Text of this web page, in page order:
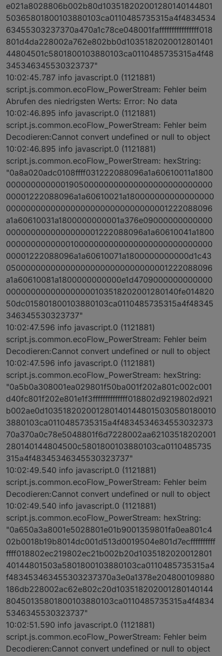
e021a8028806b002b80d103518202001280140144801
50365801800103880103ca0110485735315a4f4834534
63455303237370a470a1c78ce048001faffffffffffffffff018
801d4da228002a762e802bb0d1035182020012801401
44804501c5801800103880103ca0110485735315a4f48
345346345530323737"
10:02:45.787 info javascript.0 (1121881)
script.js.common.ecoFlow_PowerStream: Fehler beim
Abrufen des niedrigsten Werts: Error: No data
10:02:46.895 info javascript.0 (1121881)
script.js.common.ecoFlow_PowerStream: Fehler beim
Decodieren:Cannot convert undefined or null to object
10:02:46.895 info javascript.0 (1121881)
script.js.common.ecoFlow_PowerStream: hexString:
"0a8a020adc0108ffff031222088096a1a60610011a1800
000000000000190500000000000000000000000000
00001222088096a1a60610021a180000000000000000
000000000000000000000000000000001222088096
a1a60610031a1800000000001a376e09000000000000
0000000000000000001222088096a1a60610041a1800
000000000000010000000000000000000000000000
00001222088096a1a60610071a1800000000000d1c43
050000000000000000000000000000001222088096
a1a60610081a1800000000000e1d4709000000000000
000000000000000000103518202001280140fe014820
50dc015801800103880103ca0110485735315a4f48345
346345530323737"
10:02:47.596 info javascript.0 (1121881)
script.js.common.ecoFlow_PowerStream: Fehler beim
Decodieren:Cannot convert undefined or null to object
10:02:47.596 info javascript.0 (1121881)
script.js.common.ecoFlow_PowerStream: hexString:
"0a5b0a308001ea029801f50ba001f202a801c002c001
d40fc801f202e801e1f3ffffffffffffff018802d9219802d921
b002ae0d1035182020012801401448015030580180010
3880103ca0110485735315a4f4834534634553032373
70a370a0c78e5048801f6d7228002aa62103518202001
280140144804500c5801800103880103ca0110485735
315a4f48345346345530323737"
10:02:49.540 info javascript.0 (1121881)
script.js.common.ecoFlow_PowerStream: Fehler beim
Decodieren:Cannot convert undefined or null to object
10:02:49.540 info javascript.0 (1121881)
script.js.common.ecoFlow_PowerStream: hexString:
"0a650a3a8001e5028801e01b9001359801fa0ea801c4
02b0018b19b8014dc001d513d0019504e801d7ecffffffffff
ffff018802ec219802ec21b002b20d1035182020012801
40144801503a5801800103880103ca0110485735315a4
f483453463455303237370a3e0a1378e204800109880
186db228002ac62e802c20d103518202001280140144
80450135801800103880103ca0110485735315a4f4834
5346345530323737"
10:02:51.590 info javascript.0 (1121881)
script.js.common.ecoFlow_PowerStream: Fehler beim
Decodieren:Cannot convert undefined or null to object